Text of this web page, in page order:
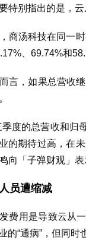
特别指出的是，
商汤科技在同一
、69.74%和
言，如果总营收
季度的总营收和归
的期待过高，在
向「子弹财观」表
员遭缩减
费用是导致云从
的“通病”，但同时